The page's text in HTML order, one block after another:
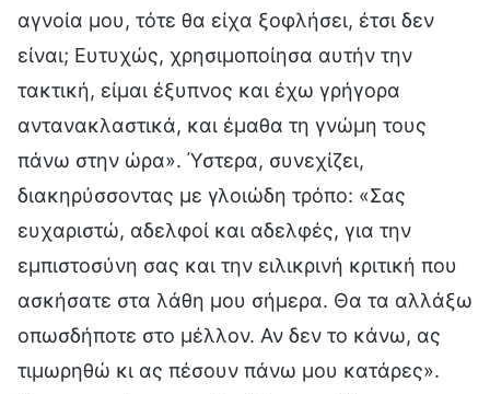
αγνοία μου, τότε θα είχα ξοφλήσει, έτσι δεν
είναι; Ευτυχώς, χρησιμοποίησα αυτήν την
τακτική, είμαι έξυπνος και έχω γρήγορα
αντανακλαστικά, και έμαθα τη γνώμη τους
πάνω στην ώρα». Ύστερα, συνεχίζει,
διακηρύσσοντας με γλοιώδη τρόπο: «Σας
ευχαριστώ, αδελφοί και αδελφές, για την
εμπιστοσύνη σας και την ειλικρινή κριτική που
ασκήσατε στα λάθη μου σήμερα. Θα τα αλλάξω
οπωσδήποτε στο μέλλον. Αν δεν το κάνω, ας
τιμωρηθώ κι ας πέσουν πάνω μου κατάρες».